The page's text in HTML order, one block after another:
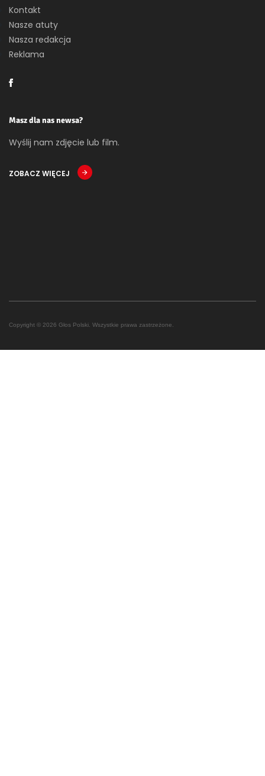
Kontakt
Nasze atuty
Nasza redakcja
Reklama
Masz dla nas newsa?
Wyślij nam zdjęcie lub film.
ZOBACZ WIĘCEJ
Copyright © 2026 Głos Polski. Wszystkie prawa zastrzeżone.